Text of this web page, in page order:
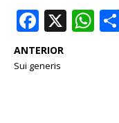
F
a
c
X W
ANTERIOR
Sui generis